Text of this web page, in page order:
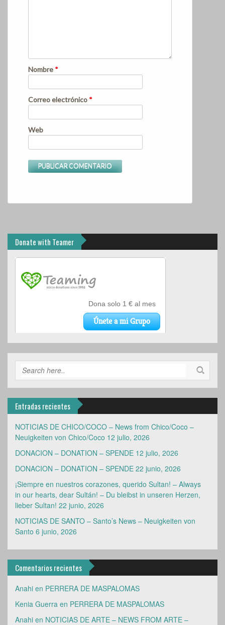
Nombre *
Correo electrónico *
Web
Donate with Teamer
Entradas recientes
NOTICIAS DE CHICO/COCO – News from Chico/Coco –
Neuigkeiten von Chico/Coco 12 julio, 2026
DONACION – DONATION – SPENDE 12 julio, 2026
DONACION – DONATION – SPENDE 22 junio, 2026
¡Siempre en nuestros corazones, querido Sultan! – Always
in our hearts, dear Sultán! – Du bleibst in unseren Herzen,
lieber Sultan! 22 junio, 2026
NOTICIAS DE SANTO – Santo’s News – Neuigkeiten von
Santo 6 junio, 2026
Comentarios recientes
Anahi en PERRERA DE MASPALOMAS
Kenia Guerra en PERRERA DE MASPALOMAS
Anahi en NOTICIAS DE ARTE – NEWS FROM ARTE –